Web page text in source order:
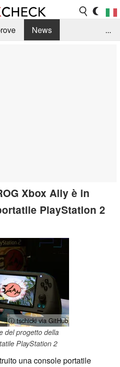
News
...
Xbox Ally è in
PlayStation 2
ⓘ tschicki via GitHub
del progetto della
PlayStation 2
una console portatile